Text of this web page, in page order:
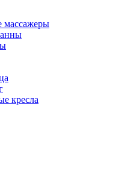
массажеры
кресла